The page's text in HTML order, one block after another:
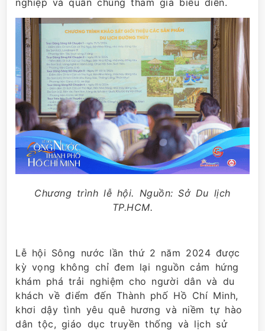
Chương trình lễ hội. Nguồn: Sở Du lịch
TP.HCM.
Lễ hội Sông nước lần thứ 2 năm 2024 được
kỳ vọng không chỉ đem lại nguồn cảm hứng
khám phá trải nghiệm cho người dân và du
khách về điểm đến Thành phố Hồ Chí Minh,
khơi dậy tình yêu quê hương và niềm tự hào
dân tộc, giáo dục truyền thống và lịch sử